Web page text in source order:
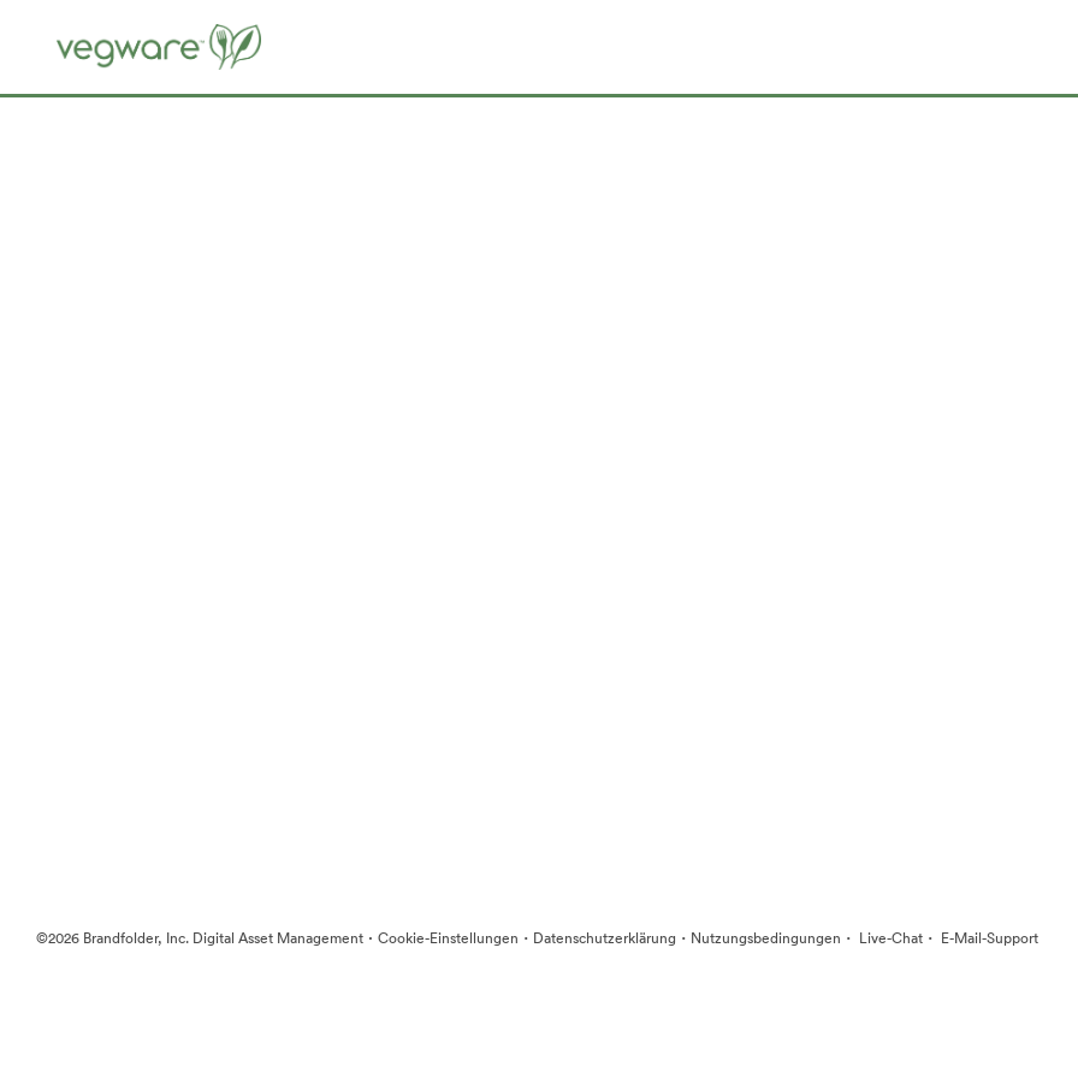
©2026 Brandfolder, Inc. Digital Asset Management · Cookie-Einstellungen · Datenschutzerklärung · Nutzungsbedingungen · Live-Chat · E-Mail-Support